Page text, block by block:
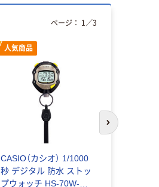
人気商品
CASIO（カシオ） 1/1000
秒 デジタル 防水 ストッ
プウォッチ HS-70W-
ページ： 1 ／3
次のスライド